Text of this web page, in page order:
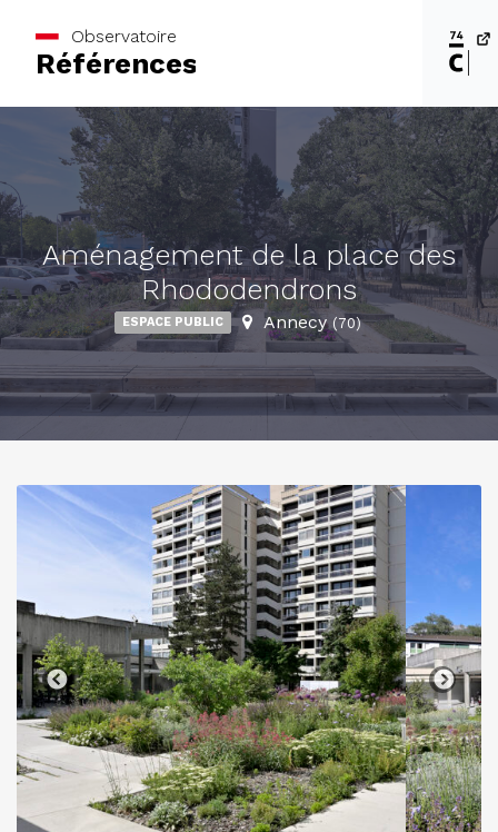
Références
Observatoire
Aménagement de la place des
Rhododendrons
ESPACE PUBLIC Annecy (70)